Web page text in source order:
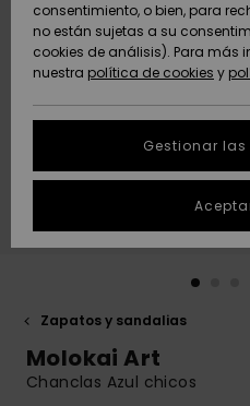
AYUDA &
CONTACTO
datos
Inicia
más
SOSTENIBILIDAD
Zapatos y sandalias
Molokai Art
Chanclas Azul chicos
consentimiento, o bien, para
no están sujetas a su
cookies de análisis). Para más
nuestra política de cookies y
Gestionar